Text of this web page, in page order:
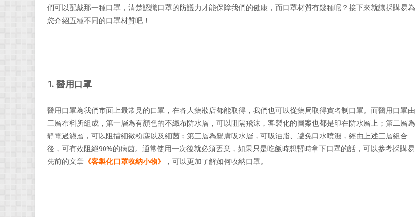
們可以配戴那一種口罩，清楚認識口罩的防護力才能保障我們的健康，而口罩材質有幾種呢？接下來就讓採購易為
您介紹五種不同的口罩材質吧！
1. 醫用口罩
醫用口罩為我們市面上最常見的口罩，在各大藥妝店都能取得，我們也可以從藥局取得實名制口罩。而醫用口罩由
三層布料所組成，第一層為有顏色的不織布防水層，可以阻隔飛沫，客製化的圖案也都是印在防水層上；第二層為
靜電過濾層，可以阻擋細微粉塵以及細菌；第三層為親膚吸水層，可吸油脂、避免口水噴濺，經由上述三層組合
後，可有效阻絕90%的病菌。通常使用一次後就必須丟棄，如果只是吃飯時想暫時拿下口罩的話，可以參考採購易
先前的文章 《客製化口罩收納小物》 ，可以更加了解如何收納口罩。